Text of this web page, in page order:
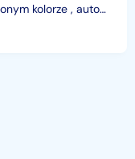
, olej